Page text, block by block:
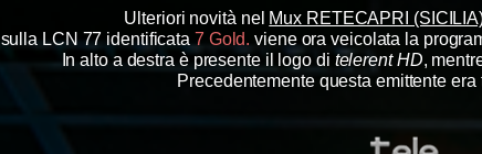
Ulteriori novità nel Mux RETECAPRI
sulla LCN 77 identificata 7 Gold. vieneora veicolata la
In alto a destra è presente il logo di telerent HD,
Precedentemente questa emittente